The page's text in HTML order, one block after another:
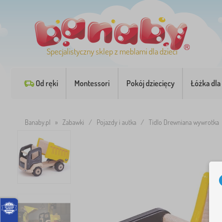
Specjalistyczny sklep z meblami dla dzieci
Od ręki Montessori Pokój dziecięcy Łóżka
Banaby.pl » Zabawki / Pojazdy i autka / Tidlo Drewniana wywrotka